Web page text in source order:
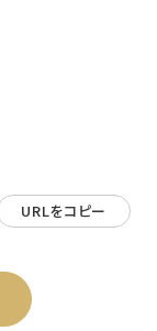
URLをコピー